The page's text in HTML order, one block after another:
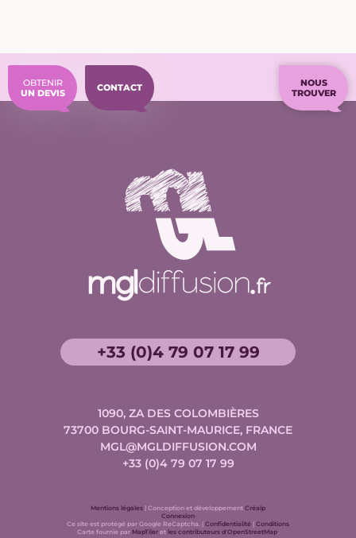
OBTENIR
UN DEVIS
CONTACT
NOUS
TROUVER
+33 (0)4 79 07 17 99
1090, ZA DES COLOMBIÈRES
73700 BOURG-SAINT-MAURICE, FRANCE
MGL@MGLDIFFUSION.COM
+33 (0)4 79 07 17 99
Mentions légales | Conception et développement Conception
développement
Créalp
Connexion
Ce site est protégé par Google ReCaptcha. | Google
ReCaptcha
Confidentialité | Google
ReCaptcha
Conditions
Carte fournie par Carte
MapTiler et Données
les contributeurs d'OpenStreetMap